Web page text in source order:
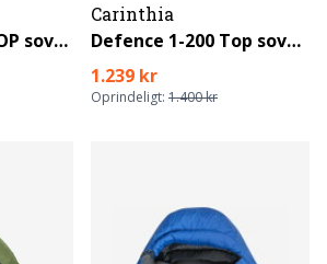
Defence 1-185 TOP sovepose
Carinthia
Defence 1-200 Top sovepose (lang)
1.239 kr
Oprindeligt: 1.400 kr